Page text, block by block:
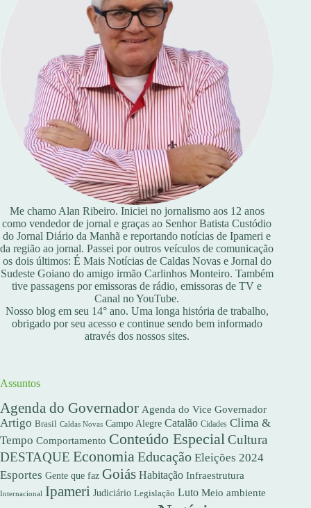
Me chamo Alan Ribeiro. Iniciei no jornalismo aos 12 anos
como vendedor de jornal e graças ao Senhor Batista Custódio
do Jornal Diário da Manhã e reportando notícias de Ipameri e
da região ao jornal. Passei por outros veículos de comunicação
os dois últimos: É Mais Notícias de Caldas Novas e Jornal do
Sudeste Goiano do amigo irmão Carlinhos Monteiro. Também
tive passagens por emissoras de rádio, emissoras de TV e
Canal no YouTube.
Nosso blog em seu 14° ano. Uma longa história de trabalho,
obrigado por seu acesso e continue sendo bem informado
através dos nossos sites.
Assuntos
Agenda do Governador Agenda do Vice Governador
Artigo Brasil Caldas Novas Campo Alegre Catalão Cidades Clima &
Tempo Comportamento Conteúdo EspecialCultura
DESTAQUE EconomiaEducação Eleições 2024
Esportes Gente que faz Goiás Habitação Infraestrutura
Internacional Ipameri Judiciário Legislação Luto Meio ambiente